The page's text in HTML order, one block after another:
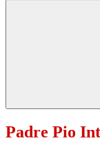
Padre Pio